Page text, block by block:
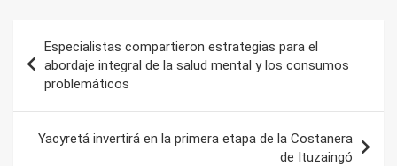
de
entradas
Especialistas compartieron estrategias para el
abordaje integral de la salud mental y los consumos
problemáticos
Yacyretá invertirá en la primera etapa de la Costanera
de Ituzaingó